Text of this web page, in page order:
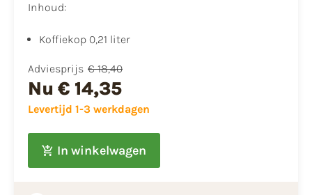
Inhoud:
​Koffiekop 0,21 liter
Adviesprijs € 18,40
Nu € 14,35
Levertijd 1-3 werkdagen
In winkelwagen